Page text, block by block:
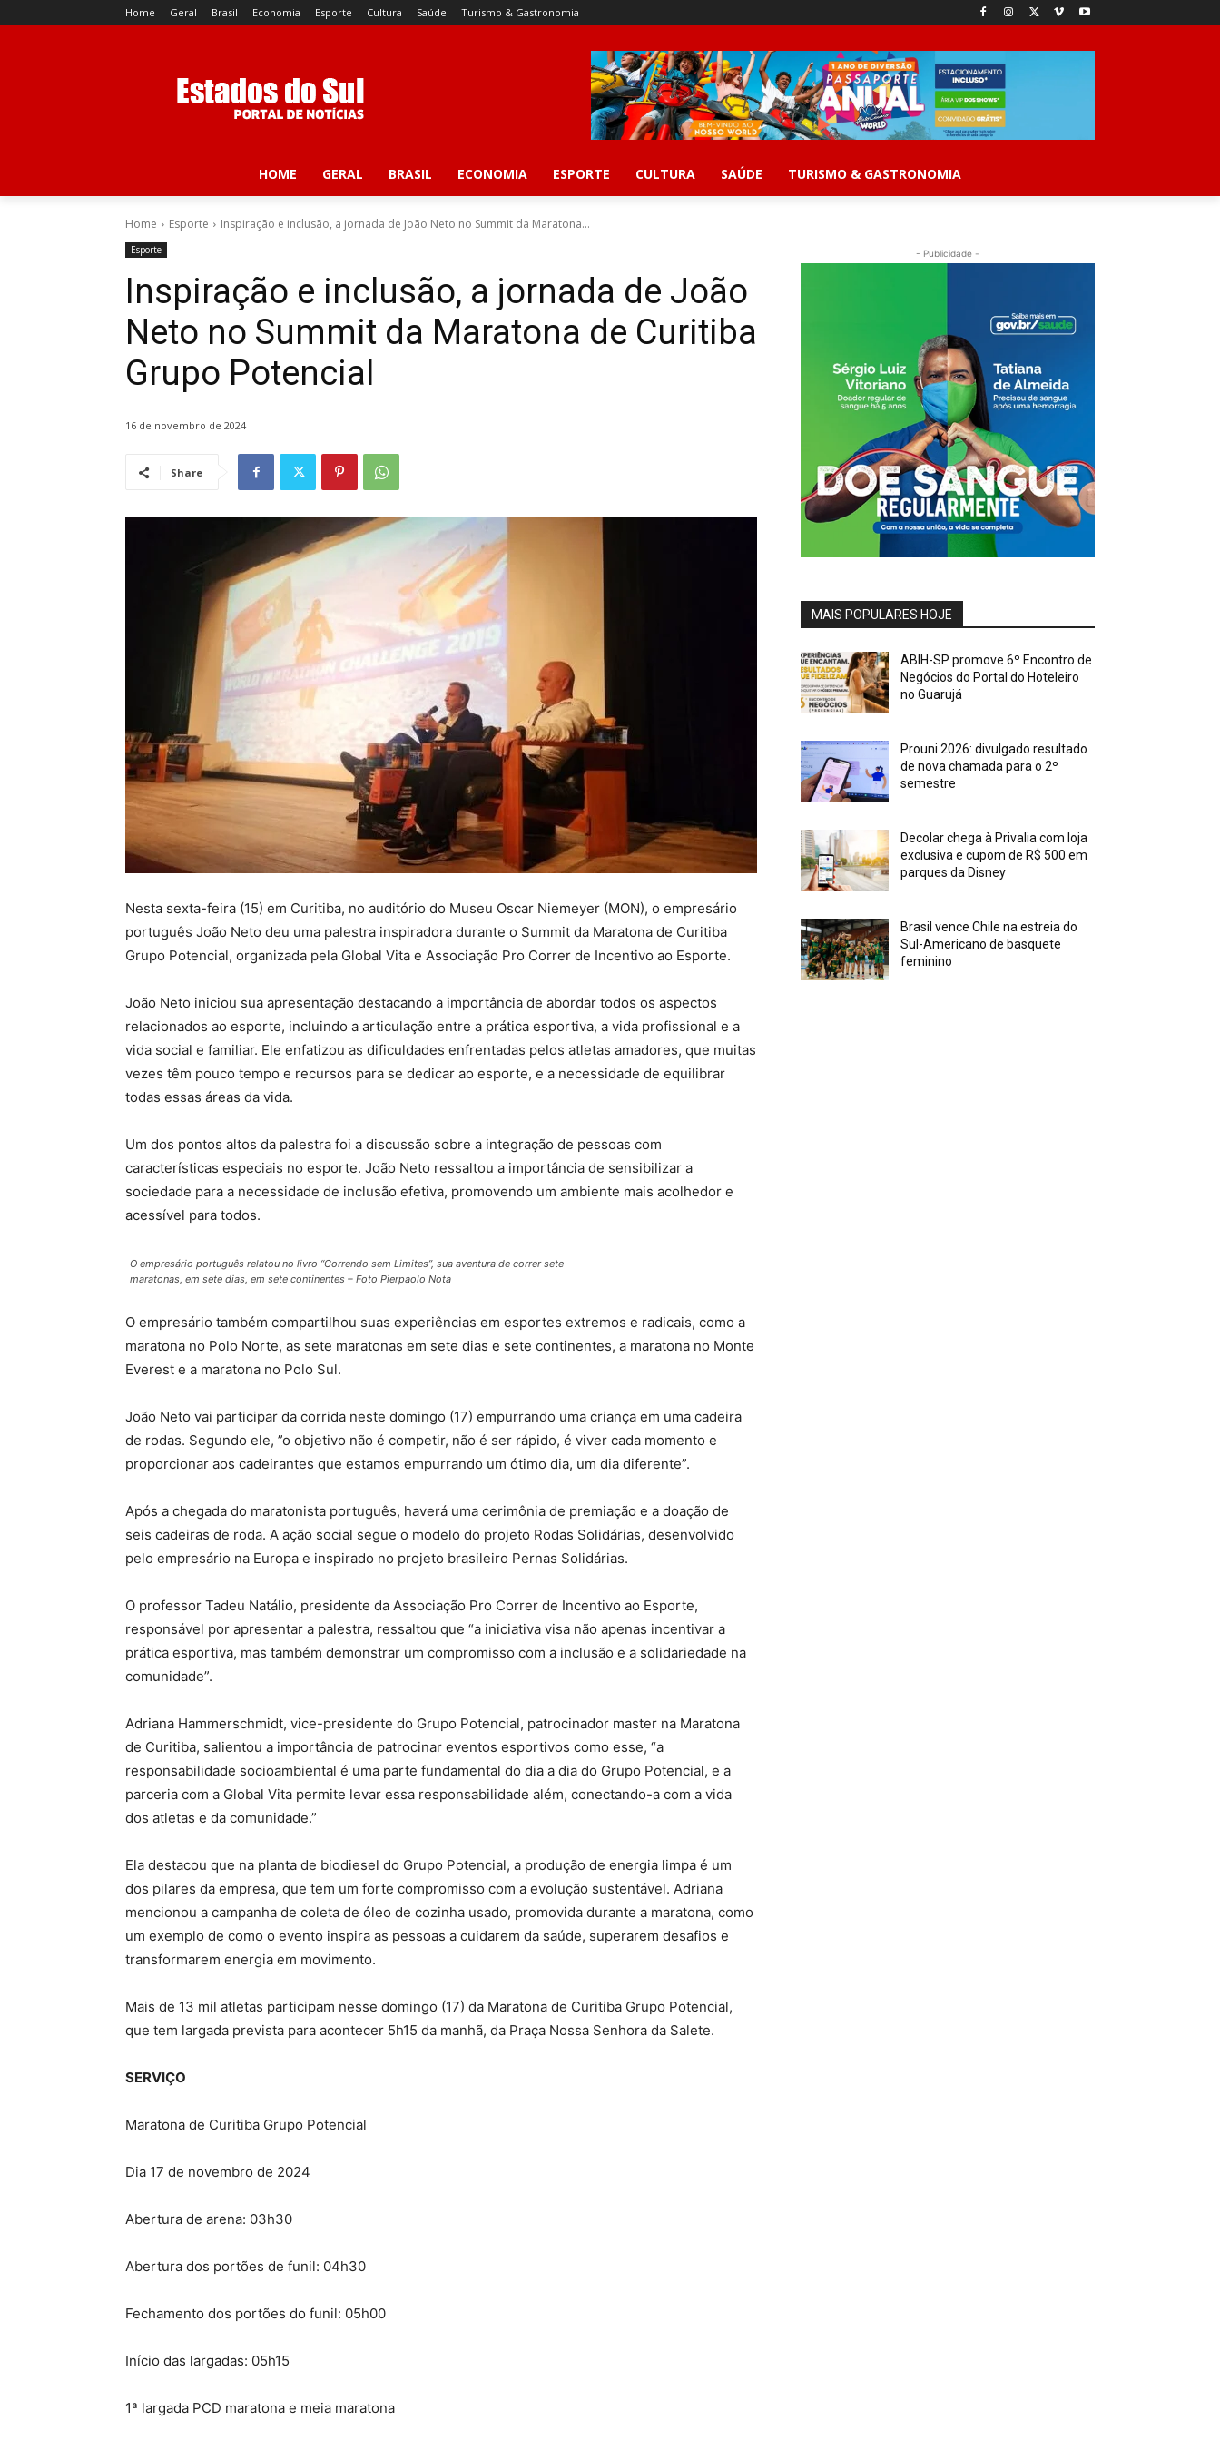
Home Geral Brasil Economia Esporte Cultura Saúde Turismo & Gastronomia
HOME GERAL BRASIL ECONOMIA ESPORTE CULTURA SAÚDE TURISMO & GASTRONOMIA
Home Esporte Inspiração e inclusão, a jornada de João Neto no Summit da Maratona...
Esporte
Inspiração e inclusão, a jornada de João
Neto no Summit da Maratona de Curitiba
Grupo Potencial
16 de novembro de 2024
Share
Nesta sexta-feira (15) em Curitiba, no auditório do Museu Oscar Niemeyer (MON), o empresário
português João Neto deu uma palestra inspiradora durante o Summit da Maratona de Curitiba
Grupo Potencial, organizada pela Global Vita e Associação Pro Correr de Incentivo ao Esporte.
João Neto iniciou sua apresentação destacando a importância de abordar todos os aspectos
relacionados ao esporte, incluindo a articulação entre a prática esportiva, a vida profissional e a
vida social e familiar. Ele enfatizou as dificuldades enfrentadas pelos atletas amadores, que muitas
vezes têm pouco tempo e recursos para se dedicar ao esporte, e a necessidade de equilibrar
todas essas áreas da vida.
Um dos pontos altos da palestra foi a discussão sobre a integração de pessoas com
características especiais no esporte. João Neto ressaltou a importância de sensibilizar a
sociedade para a necessidade de inclusão efetiva, promovendo um ambiente mais acolhedor e
acessível para todos.
O empresário português relatou no livro “Correndo sem Limites”, sua aventura de correr sete
maratonas, em sete dias, em sete continentes – Foto Pierpaolo Nota
O empresário também compartilhou suas experiências em esportes extremos e radicais, como a
maratona no Polo Norte, as sete maratonas em sete dias e sete continentes, a maratona no Monte
Everest e a maratona no Polo Sul.
João Neto vai participar da corrida neste domingo (17) empurrando uma criança em uma cadeira
de rodas. Segundo ele, ”o objetivo não é competir, não é ser rápido, é viver cada momento e
proporcionar aos cadeirantes que estamos empurrando um ótimo dia, um dia diferente”.
Após a chegada do maratonista português, haverá uma cerimônia de premiação e a doação de
seis cadeiras de roda. A ação social segue o modelo do projeto Rodas Solidárias, desenvolvido
pelo empresário na Europa e inspirado no projeto brasileiro Pernas Solidárias.
O professor Tadeu Natálio, presidente da Associação Pro Correr de Incentivo ao Esporte,
responsável por apresentar a palestra, ressaltou que “a iniciativa visa não apenas incentivar a
prática esportiva, mas também demonstrar um compromisso com a inclusão e a solidariedade na
comunidade”.
Adriana Hammerschmidt, vice-presidente do Grupo Potencial, patrocinador master na Maratona
de Curitiba, salientou a importância de patrocinar eventos esportivos como esse, “a
responsabilidade socioambiental é uma parte fundamental do dia a dia do Grupo Potencial, e a
parceria com a Global Vita permite levar essa responsabilidade além, conectando-a com a vida
dos atletas e da comunidade.”
Ela destacou que na planta de biodiesel do Grupo Potencial, a produção de energia limpa é um
dos pilares da empresa, que tem um forte compromisso com a evolução sustentável. Adriana
mencionou a campanha de coleta de óleo de cozinha usado, promovida durante a maratona, como
um exemplo de como o evento inspira as pessoas a cuidarem da saúde, superarem desafios e
transformarem energia em movimento.
Mais de 13 mil atletas participam nesse domingo (17) da Maratona de Curitiba Grupo Potencial,
que tem largada prevista para acontecer 5h15 da manhã, da Praça Nossa Senhora da Salete.
SERVIÇO
Maratona de Curitiba Grupo Potencial
Dia 17 de novembro de 2024
Abertura de arena: 03h30
Abertura dos portões de funil: 04h30
Fechamento dos portões do funil: 05h00
Início das largadas: 05h15
1ª largada PCD maratona e meia maratona
- Publicidade -
MAIS POPULARES HOJE
ABIH-SP promove 6º Encontro de
Negócios do Portal do Hoteleiro
no Guarujá
Prouni 2026: divulgado resultado
de nova chamada para o 2º
semestre
Decolar chega à Privalia com loja
exclusiva e cupom de R$ 500 em
parques da Disney
Brasil vence Chile na estreia do
Sul-Americano de basquete
feminino